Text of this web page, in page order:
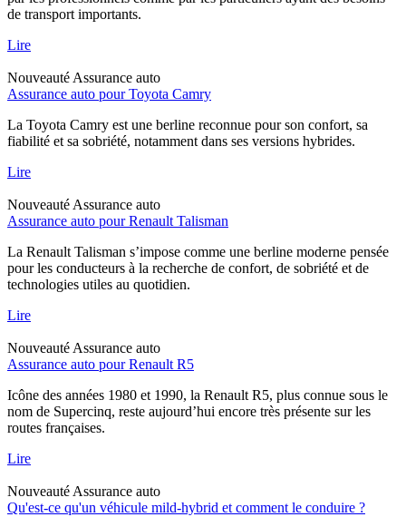
de transport importants.
Lire
Nouveauté Assurance auto
Assurance auto pour Toyota Camry
La Toyota Camry est une berline reconnue pour son confort, sa
fiabilité et sa sobriété, notamment dans ses versions hybrides.
Lire
Nouveauté Assurance auto
Assurance auto pour Renault Talisman
La Renault Talisman s’impose comme une berline moderne pensée
pour les conducteurs à la recherche de confort, de sobriété et de
technologies utiles au quotidien.
Lire
Nouveauté Assurance auto
Assurance auto pour Renault R5
Icône des années 1980 et 1990, la Renault R5, plus connue sous le
nom de Supercinq, reste aujourd’hui encore très présente sur les
routes françaises.
Lire
Nouveauté Assurance auto
Qu'est-ce qu'un véhicule mild-hybrid et comment le conduire ?